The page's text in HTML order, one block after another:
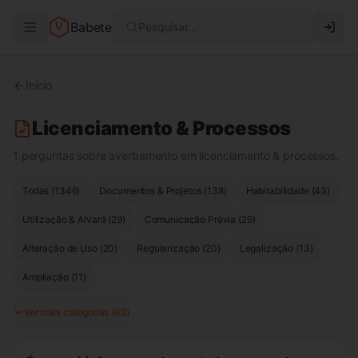
Babete Pesquisar...
Início
Licenciamento & Processos
1 perguntas sobre averbamento em licenciamento & processos.
Todas (1346) Documentos & Projetos (138) Habitabilidade (43)
Utilização & Alvará (29) Comunicação Prévia (29)
Alteração de Uso (20) Regularização (20) Legalização (13)
Ampliação (11 )
Ver mais categorias (63)